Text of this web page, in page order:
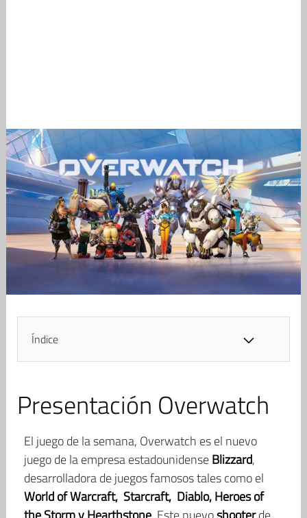
Índice
Presentación Overwatch
El juego de la semana, Overwatch es el nuevo
juego de la empresa estadounidenseBlizzard,
desarrolladora de juegos famosos tales como el
World of Warcraft, Starcraft, Diablo, Heroes of